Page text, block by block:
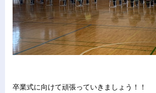
卒業式に向けて頑張っていきましょう！！